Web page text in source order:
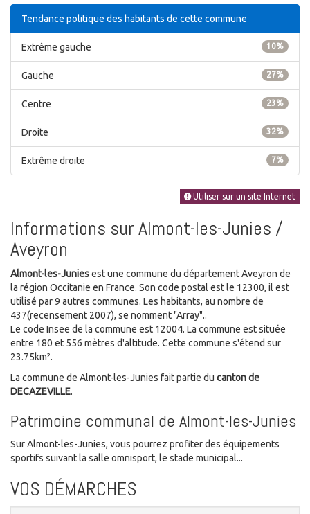
Tendance politique des habitants de cette commune
10%
Extrême gauche
27%
Gauche
23%
Centre
32%
Droite
7%
Extrême droite
Utiliser sur un site Internet
Informations sur Almont-les-Junies /
Aveyron
Almont-les-Juniesest une commune du département Aveyron de
la région Occitanie en France. Son code postal est le 12300, il est
utilisé par 9 autres communes. Les habitants, au nombre de
437(recensement 2007), se nomment "Array"..
Le code Insee de la commune est 12004. La commune est située
entre 180 et 556 mètres d'altitude. Cette commune s'étend sur
23.75km².
La commune de Almont-les-Junies fait partie du canton de
DECAZEVILLE.
Patrimoine communal de Almont-les-Junies
Sur Almont-les-Junies, vous pourrez profiter des équipements
sportifs suivant la salle omnisport, le stade municipal...
VOS DÉMARCHES